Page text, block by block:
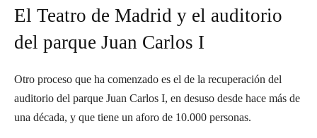
El Teatro de Madrid y el auditorio
del parque Juan Carlos I
Otro proceso que ha comenzado es el de la recuperación del
auditorio del parque Juan Carlos I, en desuso desde hace más de
una década, y que tiene un aforo de 10.000 personas.